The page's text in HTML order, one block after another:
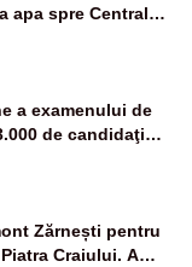
apa spre Centrala
a examenului de
de candidaţi
Zărnești pentru
Craiului. A